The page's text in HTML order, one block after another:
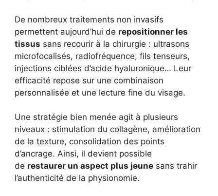
De nombreux traitements non invasifs
permettent aujourd’hui de repositionner les
tissus sans recourir à la chirurgie : ultrasons
microfocalisés, radiofréquence, fils tenseurs,
injections ciblées d’acide hyaluronique… Leur
efficacité repose sur une combinaison
personnalisée et une lecture fine du visage.
Une stratégie bien menée agit à plusieurs
niveaux : stimulation du collagène, amélioration
de la texture, consolidation des points
d’ancrage. Ainsi, il devient possible
de restaurer un aspect plus jeune sans trahir
l’authenticité de la physionomie.